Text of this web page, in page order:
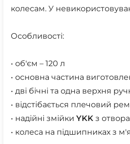
колесам. У
Особливості:
• об'єм – 120 л
• основна частина
• дві бічні та одна верхня
• відстібається плечовий
• надійні змійки YKK з
• колеса на підшипниках з